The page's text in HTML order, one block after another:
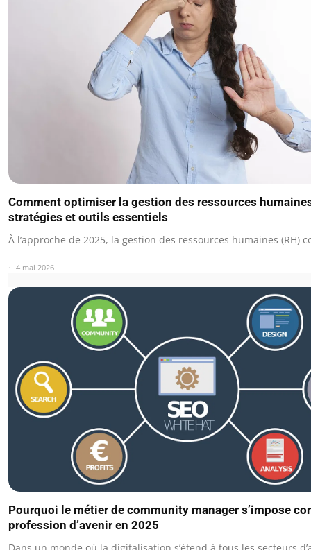
Comment optimiser la gestion des ressources
stratégies et outils essentiels
À l’approche de 2025, la gestion des ressources humaines (RH)
4 mai 2026
Pourquoi le métier de community manager s’impose
profession d’avenir en 2025